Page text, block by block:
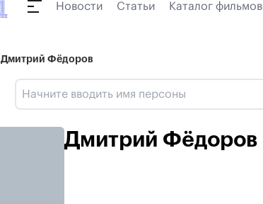
Новости Статьи Каталог фильмов
Дмитрий Фёдоров
Дмитрий Фёдоров